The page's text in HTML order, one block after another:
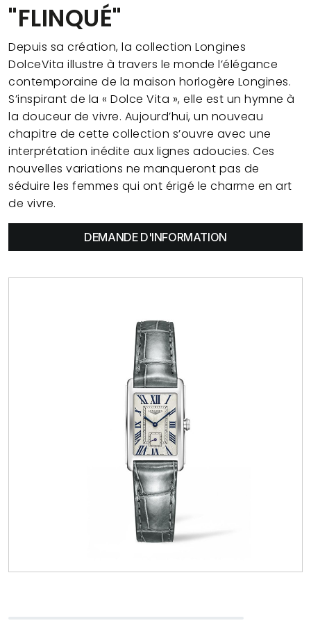
"FLINQUÉ"
Depuis sa création, la collection Longines
DolceVita illustre à travers le monde l’élégance
contemporaine de la maison horlogère Longines.
S’inspirant de la « Dolce Vita », elle est un hymne à
la douceur de vivre. Aujourd’hui, un nouveau
chapitre de cette collection s’ouvre avec une
interprétation inédite aux lignes adoucies. Ces
nouvelles variations ne manqueront pas de
séduire les femmes qui ont érigé le charme en art
de vivre.
DEMANDE D'INFORMATION